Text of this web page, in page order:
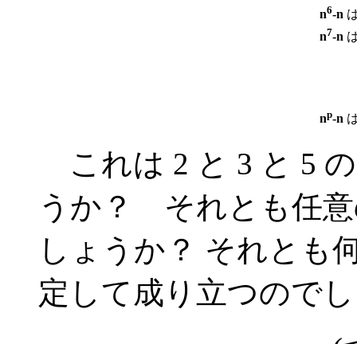
n6-n
n7-n
np-n
これは 2 と 3 と 5
うか？ それとも任意
しょうか？ それとも
定して成り立つので